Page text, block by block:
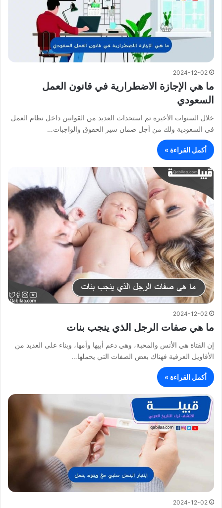
2024-12-02
ما هي الإجازة الاضطرارية في قانون العمل
السعودي
خلال السنوات الأخيرة تم استحداث العديد من القوانين داخل نظام العمل
في السعودية ولك من أجل ضمان سير الحقوق والواجبات…
أكمل القراءة »
2024-12-02
ما هي صفات الرجل الذي ينجب بنات
إن الفتاة هي الأنس والمحبة، وهي دعم أبيها وأمها، وبناء على العديد من
الأقاويل العرفية فهناك بعض الصفات التي يحملها…
أكمل القراءة »
2024-12-02